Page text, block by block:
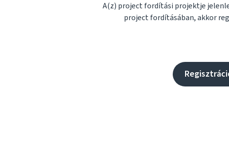
A(z) project fordítási projektje
project fordításában, akkor